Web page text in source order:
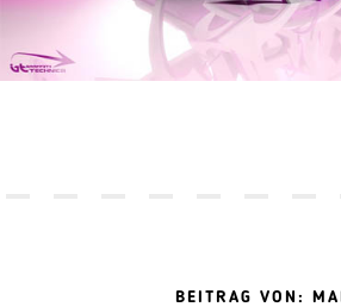
BEITRAG VON: